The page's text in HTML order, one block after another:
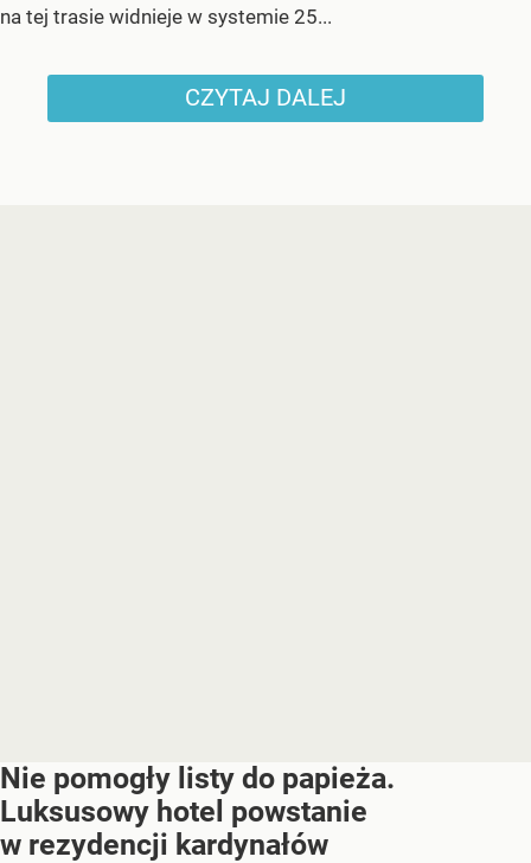
na tej trasie widnieje w systemie 25...
CZYTAJ DALEJ
Nie pomogły listy do papieża.
Luksusowy hotel powstanie
w rezydencji kardynałów